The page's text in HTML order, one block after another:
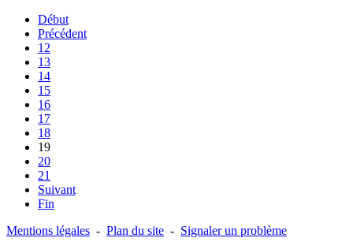
Début
Précédent
12
13
14
15
16
17
18
19
20
21
Suivant
Fin
Mentions légales - Plan du site - Signaler un problème